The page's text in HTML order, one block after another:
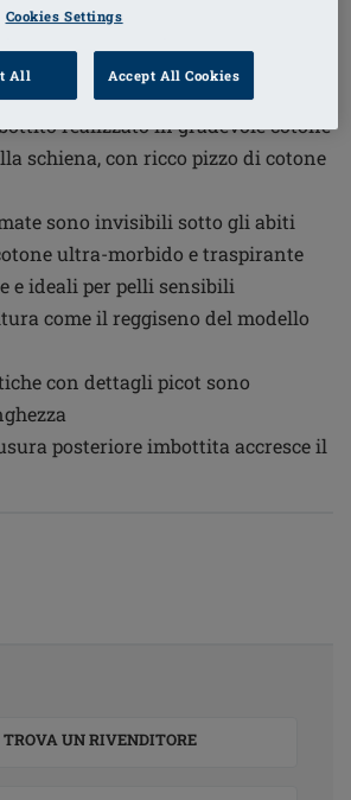
SBP
realizzato in gradevole cotone
schiena, con ricco pizzo di cotone
sono invisibili sotto gli abiti
ultra-morbido e traspirante
e ideali per pelli sensibili
come il reggiseno del modello
con dettagli picot sono
posteriore imbottita accresce il
TROVA UN RIVENDITORE
Cookies Settings
All Accept All Cookies